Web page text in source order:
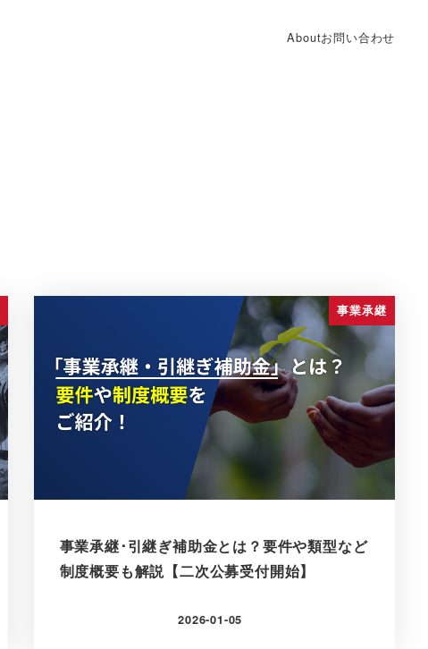
Aboutお問い合わせ
事業承継
事業承継･引継ぎ補助金とは？要件や類型など
制度概要も解説【二次公募受付開始】
更新日
2026-01-05